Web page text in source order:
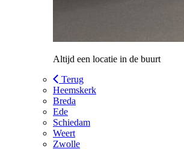
Altijd een locatie in de buurt
Terug
Heemskerk
Breda
Ede
Schiedam
Weert
Zwolle